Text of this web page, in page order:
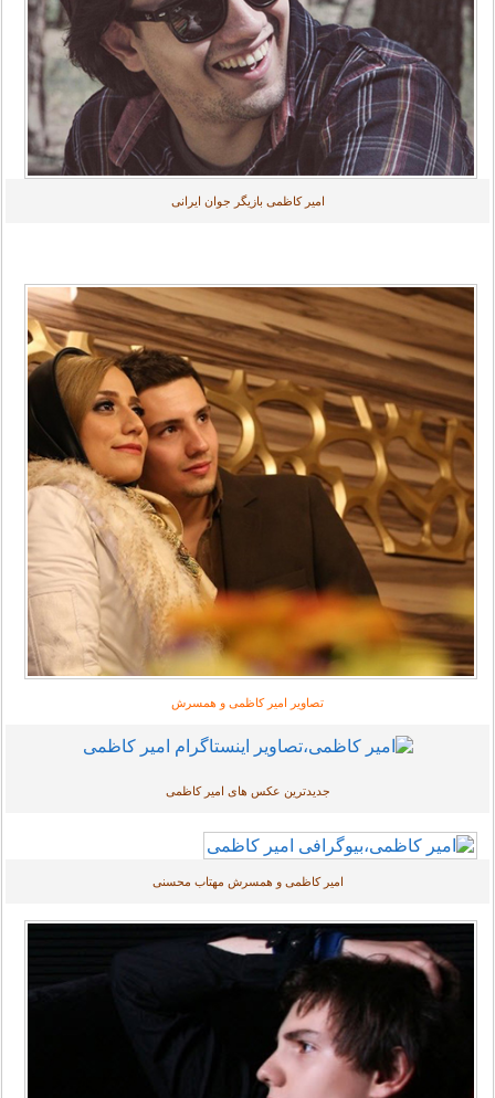
امیر کاظمی بازیگر جوان ایرانی
تصاویر امیر کاظمی و همسرش
جدیدترین عکس های امیر کاظمی
امیر کاظمی و همسرش مهتاب محسنی